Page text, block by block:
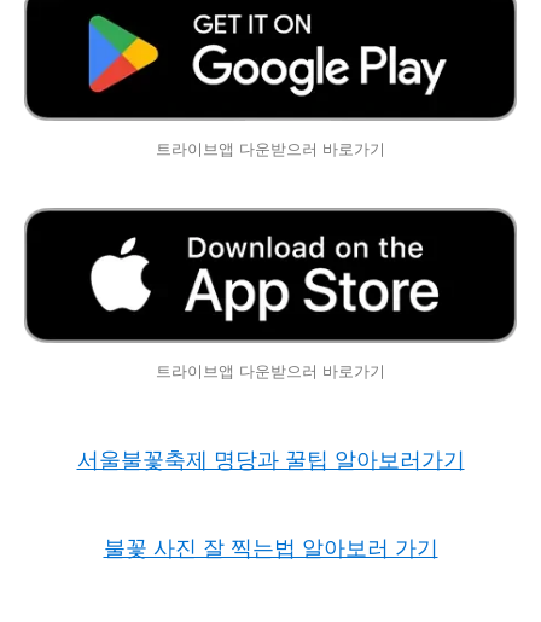
트라이브앱 다운받으러 바로가기
트라이브앱 다운받으러 바로가기
서울불꽃축제 명당과 꿀팁 알아보러가기
불꽃 사진 잘 찍는법 알아보러 가기